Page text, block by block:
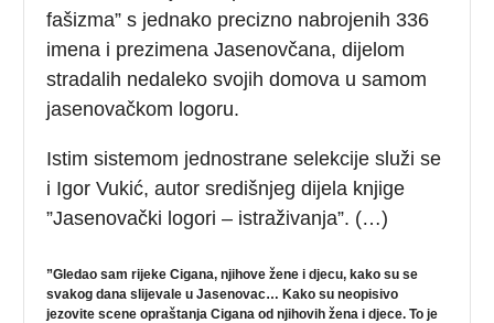
fašizma” s jednako precizno nabrojenih 336
imena i prezimena Jasenovčana, dijelom
stradalih nedaleko svojih domova u samom
jasenovačkom logoru.
Istim sistemom jednostrane selekcije služi se
i Igor Vukić, autor središnjeg dijela knjige
”Jasenovački logori – istraživanja”. (…)
”Gledao sam rijeke Cigana, njihove žene i djecu, kako su se
svakog dana slijevale u Jasenovac… Kako su neopisivo
jezovite scene opraštanja Cigana od njihovih žena i djece. To je